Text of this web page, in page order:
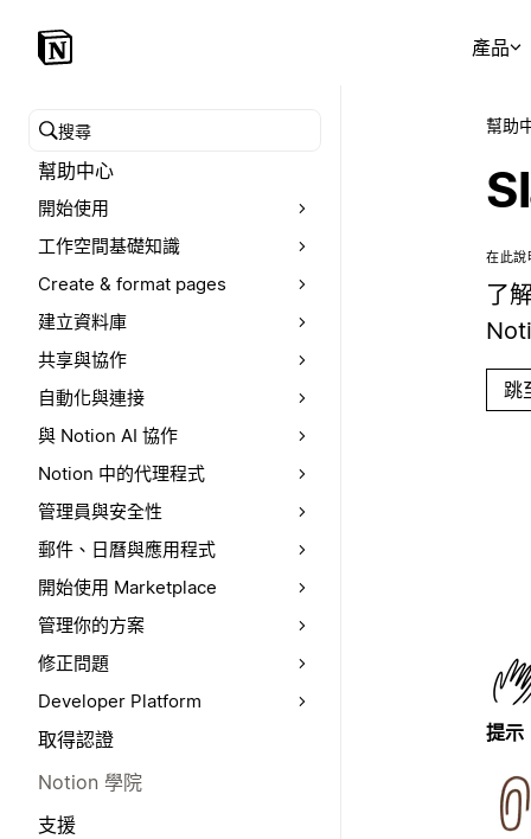
產品
搜尋幫助中心
幫助中心
開始使用
工作空間基礎知識
Create & format pages
建立資料庫
共享與協作
自動化與連接
與 Notion AI 協作
Notion 中的代理程式
管理員與安全性
郵件、日曆與應用程式
開始使用 Marketplace
管理你的方案
修正問題
Developer Platform
取得認證
Notion 學院
支援
幫助
在此說
了
跳
提示